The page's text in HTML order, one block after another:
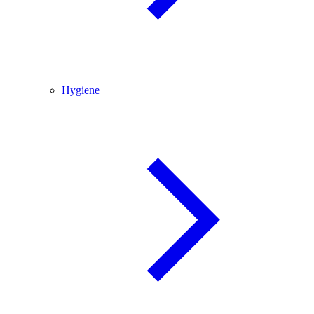
Hygiene